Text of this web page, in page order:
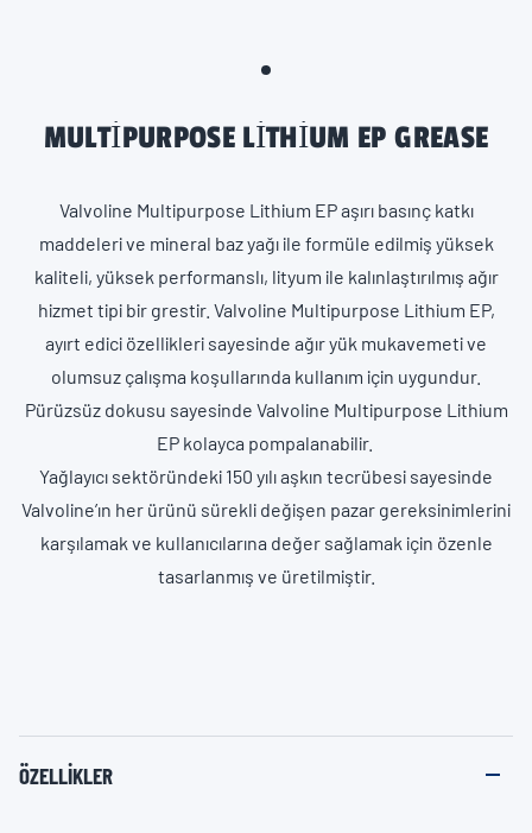
MULTIPURPOSE LITHIUM EP GREASE
Valvoline Multipurpose Lithium EP aşırı basınç katkı
maddeleri ve mineral baz yağı ile formüle edilmiş yüksek
kaliteli, yüksek performanslı, lityum ile kalınlaştırılmış ağır
hizmet tipi bir grestir. Valvoline Multipurpose Lithium EP,
ayırt edici özellikleri sayesinde ağır yük mukavemeti ve
olumsuz çalışma koşullarında kullanım için uygundur.
Pürüzsüz dokusu sayesinde Valvoline Multipurpose Lithium
EP kolayca pompalanabilir.
Yağlayıcı sektöründeki 150 yılı aşkın tecrübesi sayesinde
Valvoline’ın her ürünü sürekli değişen pazar gereksinimlerini
karşılamak ve kullanıcılarına değer sağlamak için özenle
tasarlanmış ve üretilmiştir.
ÖZELLIKLER